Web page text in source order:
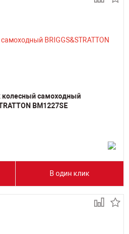
колесный самоходный
BM1227SE
В один клик